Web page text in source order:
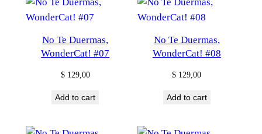
No Te Duermas,
WonderCat! #07
$129,00
Add to cart
No Te Duermas,
WonderCat! #08
$ 129,00
Add to cart